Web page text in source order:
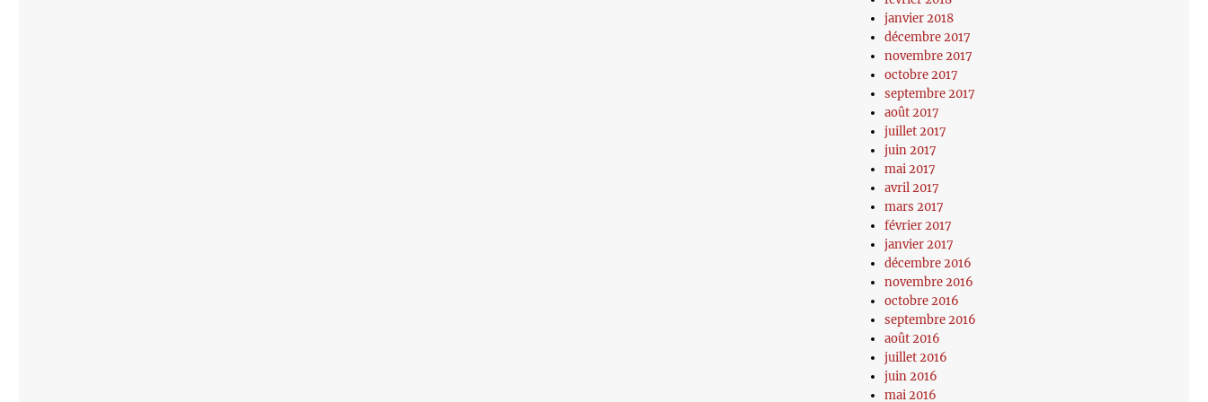
janvier 2018
décembre 2017
novembre 2017
octobre 2017
septembre 2017
août 2017
juillet 2017
juin 2017
mai 2017
avril 2017
mars 2017
février 2017
janvier 2017
décembre 2016
novembre 2016
octobre 2016
septembre 2016
août 2016
juillet 2016
juin 2016
mai 2016